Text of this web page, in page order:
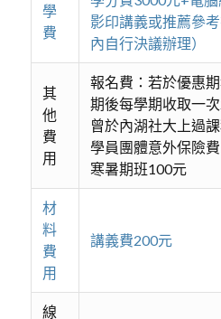
學
費
影印講義或推薦參
內自行決議辦理）
其
他
費
用
報名費：若於優惠
期後每學期收取一
曾於內湖社大上過
學員團體意外保險
寒暑期班100元
材
料
費
用
講義費200元
線